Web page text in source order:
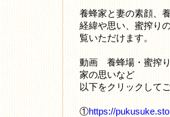
養蜂家と妻の素顔、
経緯や思い、蜜搾り
覧いただけます。
動画 養蜂場・蜜搾
家の思いなど
以下をクリックして
①https://